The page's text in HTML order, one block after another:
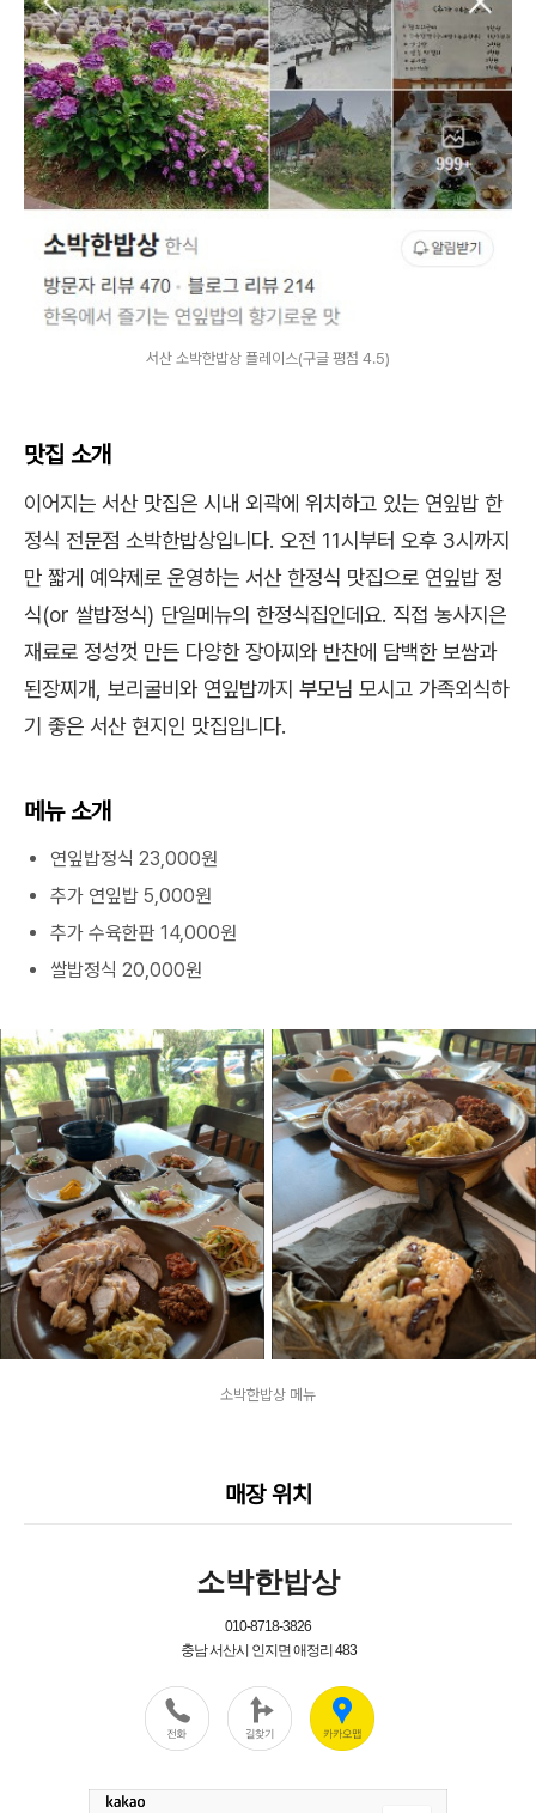
서산 소박한밥상 플레이스(구글 평점 4.5)
맛집 소개
이어지는 서산 맛집은 시내 외곽에 위치하고 있는 연잎밥 한
정식 전문점 소박한밥상입니다. 오전 11시부터 오후 3시까지
만 짧게 예약제로 운영하는 서산 한정식 맛집으로 연잎밥 정
식(or 쌀밥정식) 단일메뉴의 한정식집인데요. 직접 농사지은
재료로 정성껏 만든 다양한 장아찌와 반찬에 담백한 보쌈과
된장찌개, 보리굴비와 연잎밥까지 부모님 모시고 가족외식하
기 좋은 서산 현지인 맛집입니다.
메뉴 소개
연잎밥정식 23,000원
추가 연잎밥 5,000원
추가 수육한판 14,000원
쌀밥정식 20,000원
소박한밥상 메뉴
매장 위치